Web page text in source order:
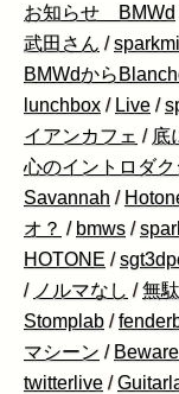
お知らせ BMWd
武田さん /
BMWdから
lunchbox / Live /
イアンカフェ / 底
心のイントロダク
Savannah /
オ？ / bmws /
HOTONE /
/ ノルマなし /無
Stomplab /
マシーン / Beware
twitterlive /